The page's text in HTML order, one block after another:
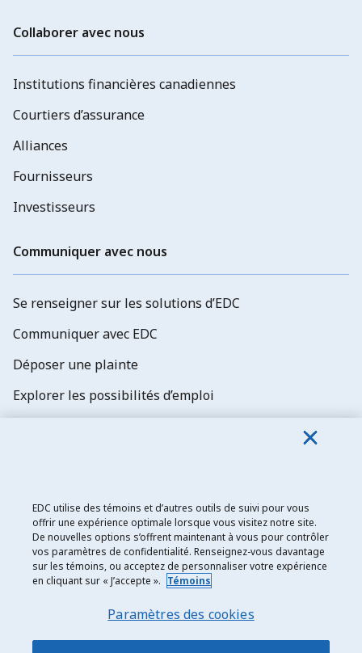
Collaborer avec nous
Institutions financières canadiennes
Courtiers d’assurance
Alliances
Fournisseurs
Investisseurs
Communiquer avec nous
Se renseigner sur les solutions d’EDC
Communiquer avec EDC
Déposer une plainte
Explorer les possibilités d’emploi
Exportation et développement Canada
Énoncé de confidentialité
EDC utilise des témoins et d’autres outils de suivi pour vous
offrir une expérience optimale lorsque vous visitez notre site.
De nouvelles options s’offrent maintenant à vous pour contrôler
vos paramètres de confidentialité. Renseignez-vous davantage
sur les témoins, ou acceptez de personnaliser votre expérience
en cliquant sur « J’accepte ». Témoins
Paramètres des cookies